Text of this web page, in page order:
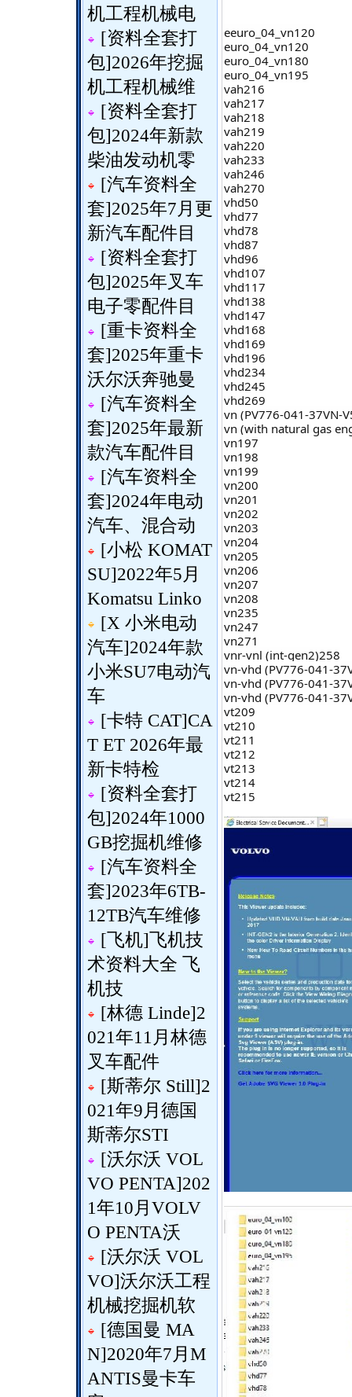
机工程机械电
[资料全套打
包]2026年挖掘
机工程机械维
[资料全套打
包]2024年新款
柴油发动机零
[汽车资料全
套]2025年7月更
新汽车配件目
[资料全套打
包]2025年叉车
电子零配件目
[重卡资料全
套]2025年重卡
沃尔沃奔驰曼
[汽车资料全
套]2025年最新
款汽车配件目
[汽车资料全
套]2024年电动
汽车、混合动
[小松 KOMAT
SU]2022年5月
Komatsu Linko
[X 小米电动
汽车]2024年款
小米SU7电动汽
车
[卡特 CAT]CA
T ET 2026年最
新卡特检
[资料全套打
包]2024年1000
GB挖掘机维修
[汽车资料全
套]2023年6TB-
12TB汽车维修
[飞机]飞机技
术资料大全 飞
机技
[林德 Linde]2
021年11月林德
叉车配件
[斯蒂尔 Still]2
021年9月德国
斯蒂尔STI
[沃尔沃 VOL
VO PENTA]202
1年10月VOLV
O PENTA沃
[沃尔沃 VOL
VO]沃尔沃工程
机械挖掘机软
[德国曼 MA
N]2020年7月M
ANTIS曼卡车
eeuro_04_vn120
euro_04_vn120
euro_04_vn180
euro_04_vn195
vah216
vah217
vah218
vah219
vah220
vah233
vah246
vah270
vhd50
vhd77
vhd78
vhd87
vhd96
vhd107
vhd117
vhd138
vhd147
vhd168
vhd169
vhd196
vhd234
vhd245
vhd269
vn (PV776-041-37VN-
vn (with natural gas
vn197
vn198
vn199
vn200
vn201
vn202
vn203
vn204
vn205
vn206
vn207
vn208
vn235
vn247
vn271
vnr-vnl (int-gen2)258
vn-vhd (PV776-041-
vn-vhd (PV776-041-
vn-vhd (PV776-041-
vt209
vt210
vt211
vt212
vt213
vt214
vt215